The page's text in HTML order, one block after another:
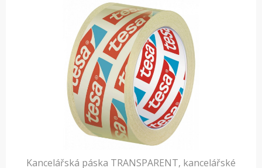
Kancelářská páska TRANSPARENT, kancelářské